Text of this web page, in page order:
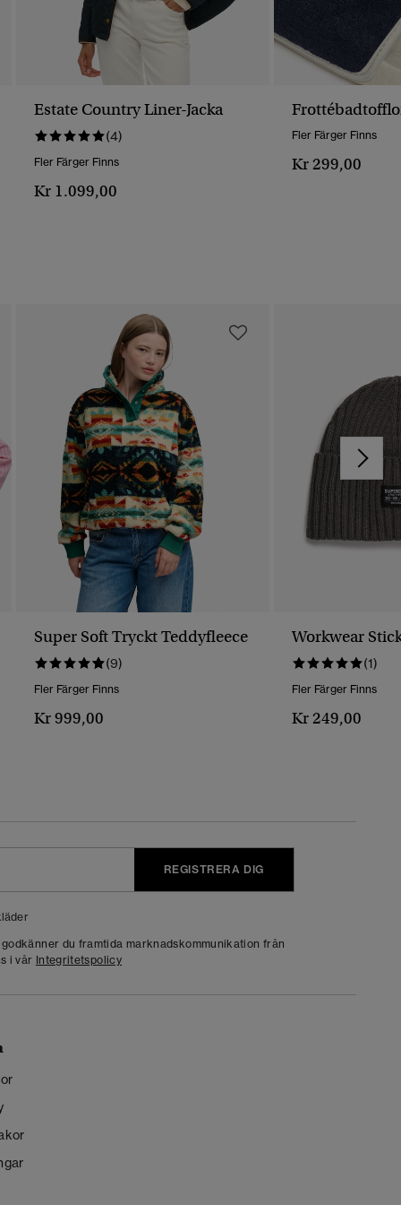
Estate Country Liner-Jacka
(4)
Fler Färger Finns
Kr 1.099,00
Fler Färger Finns
Kr 299,00
Super Soft Tryckt Teddyfleece
(9)
Fler Färger Finns
Kr 999,00
Workwear
(1)
Fler Färger Finns
Kr 249,00
REGISTRERA DIG
du framtida marknadskommunikation från
i vår Integritetspolicy